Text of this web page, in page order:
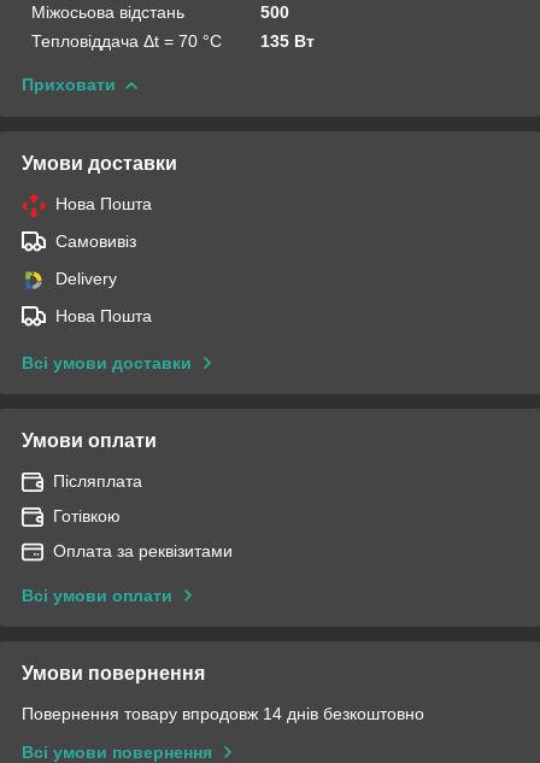
Міжосьова відстань
500
Тепловіддача Δt = 70 °C
135 Вт
Приховати
Умови доставки
Нова Пошта
Самовивіз
Delivery
Нова Пошта
Всі умови доставки
Умови оплати
Післяплата
Готівкою
Оплата за реквізитами
Всі умови оплати
Умови повернення
Повернення товару впродовж 14 днів безкоштовно
Всі умови повернення